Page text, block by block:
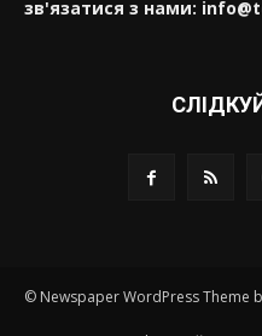
зв'язатися з нами:
© Newspaper WordPress Theme